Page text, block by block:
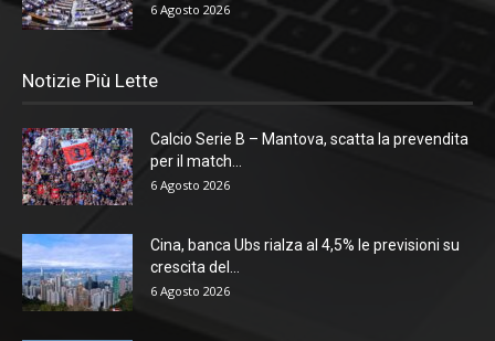
6 Agosto 2026
Notizie Più Lette
Calcio Serie B – Mantova, scatta la prevendita
per il match...
6 Agosto 2026
Cina, banca Ubs rialza al 4,5% le previsioni su
crescita del...
6 Agosto 2026